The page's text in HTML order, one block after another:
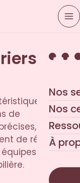
Nos
Nos
À
Easy
de
les
de référence
services